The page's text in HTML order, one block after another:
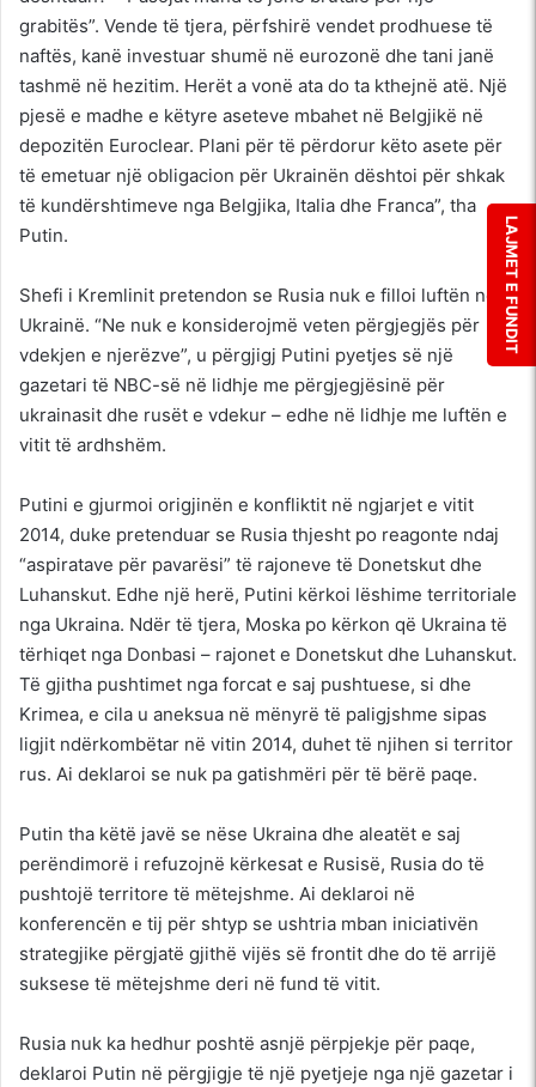
grabitës”. Vende të tjera, përfshirë vendet prodhuese të
naftës, kanë investuar shumë në eurozonë dhe tani janë
tashmë në hezitim. Herët a vonë ata do ta kthejnë atë. Një
pjesë e madhe e këtyre aseteve mbahet në Belgjikë në
depozitën Euroclear. Plani për të përdorur këto asete për
të emetuar një obligacion për Ukrainën dështoi për shkak
të kundërshtimeve nga Belgjika, Italia dhe Franca”, tha
Putin.
Shefi i Kremlinit pretendon se Rusia nuk e filloi luftën në
Ukrainë. “Ne nuk e konsiderojmë veten përgjegjës për
vdekjen e njerëzve”, u përgjigj Putini pyetjes së një
gazetari të NBC-së në lidhje me përgjegjësinë për
ukrainasit dhe rusët e vdekur – edhe në lidhje me luftën e
vitit të ardhshëm.
Putini e gjurmoi origjinën e konfliktit në ngjarjet e vitit
2014, duke pretenduar se Rusia thjesht po reagonte ndaj
“aspiratave për pavarësi” të rajoneve të Donetskut dhe
Luhanskut. Edhe një herë, Putini kërkoi lëshime territoriale
nga Ukraina. Ndër të tjera, Moska po kërkon që Ukraina të
tërhiqet nga Donbasi – rajonet e Donetskut dhe Luhanskut.
Të gjitha pushtimet nga forcat e saj pushtuese, si dhe
Krimea, e cila u aneksua në mënyrë të paligjshme sipas
ligjit ndërkombëtar në vitin 2014, duhet të njihen si territor
rus. Ai deklaroi se nuk pa gatishmëri për të bërë paqe.
Putin tha këtë javë se nëse Ukraina dhe aleatët e saj
perëndimorë i refuzojnë kërkesat e Rusisë, Rusia do të
pushtojë territore të mëtejshme. Ai deklaroi në
konferencën e tij për shtyp se ushtria mban iniciativën
strategjike përgjatë gjithë vijës së frontit dhe do të arrijë
suksese të mëtejshme deri në fund të vitit.
Rusia nuk ka hedhur poshtë asnjë përpjekje për paqe,
deklaroi Putin në përgjigje të një pyetjeje nga një gazetar i
LAJMET E FUNDIT